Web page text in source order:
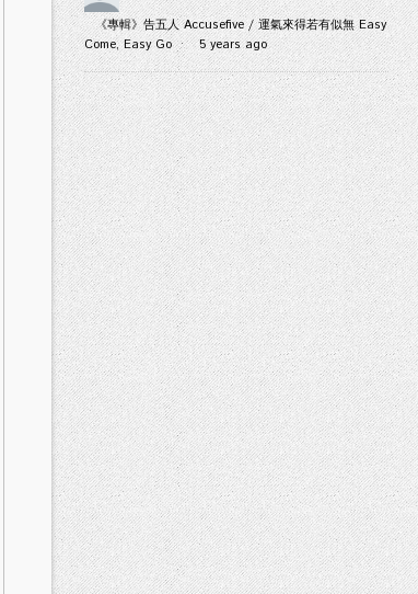
《專輯》告五人 Accusefive / 運氣來得若有似無 Easy
Come, Easy Go· 5 years ago